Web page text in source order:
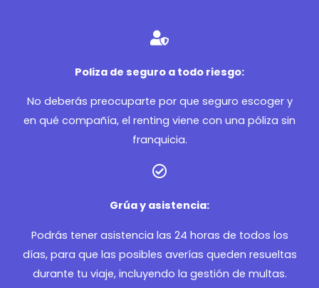
Poliza de seguro a todo riesgo:
No deberás preocuparte por que seguro escoger y
en qué compañía, el renting viene con una póliza sin
franquicia.
Grúa y asistencia:
Podrás tener asistencia las 24 horas de todos los
días, para que las posibles averías queden resueltas
durante tu viaje, incluyendo la gestión de multas.